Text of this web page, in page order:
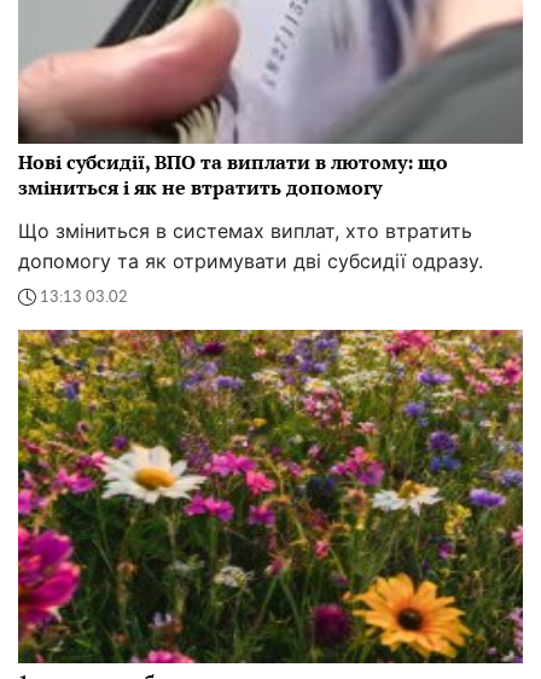
Нові субсидії, ВПО та виплати в лютому: що
зміниться і як не втратить допомогу
Що зміниться в системах виплат, хто втратить
допомогу та як отримувати дві субсидії одразу.
13:13 03.02